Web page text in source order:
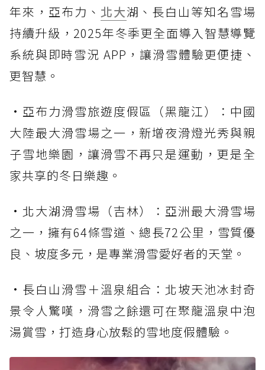
年來，亞布力、 北大湖、長白山等知名雪場
持續升級，2025年冬季更全面導入智慧導覽
系統與即時雪況 APP，讓滑雪體驗更便捷、
更智慧。
•亞布力滑雪旅遊度假區（黑龍江）：中國
大陸最大滑雪場之一，新增夜滑燈光秀與親
子雪地樂園，讓滑雪不再只是運動，更是全
家共享的冬日樂趣。
•北大湖滑雪場（吉林）：亞洲最大滑雪場
之一，擁有64條雪道、總長72公里，雪質優
良、坡度多元，是專業滑雪愛好者的天堂。
•長白山滑雪＋溫泉組合：北坡天池冰封奇
景令人驚嘆，滑雪之餘還可在聚龍溫泉中泡
湯賞雪，打造身心放鬆的雪地度假體驗。